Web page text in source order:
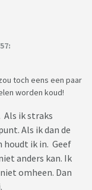
toch eens een paar
worden koud!
ik straks
Als ik dan de
houdt ik in. Geef
anders kan. Ik
omheen. Dan